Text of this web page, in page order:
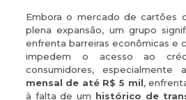
Embora o mercado de cartões
plena expansão, um grupo
enfrenta barreiras econômicas e
impedem o acesso ao
consumidores, especialmente
mensal de até R$ 5 mil,
à falta de um histórico de